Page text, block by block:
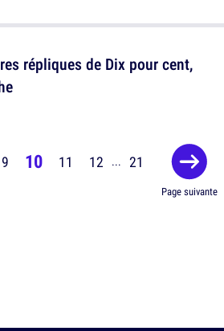
répliques de Dix pour cent,
9 10 11 12 ... 21
Page suivante